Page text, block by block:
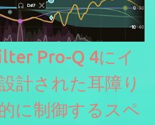
Pro-Q 4にイ
計された耳障り
に制御するスペ